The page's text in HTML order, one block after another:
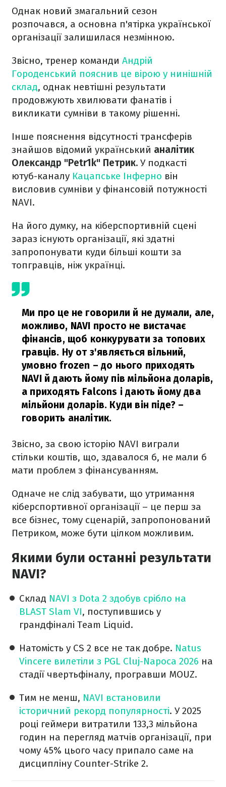
Однак новий змагальний сезон
розпочався, а основна п'ятірка української
організації залишилася незмінною.
Звісно, тренер команди Андрій
Городенський пояснив це вірою у нинішній
склад, однак невтішні результати
продовжують хвилювати фанатів і
викликати сумніви в такому рішенні.
Інше пояснення відсутності трансферів
знайшов відомий український аналітик
Олександр "Petr1k" Петрик. У подкасті
ютуб-каналу Кацапське Інферно він
висловив сумніви у фінансовій потужності
NAVI.
На його думку, на кіберспортивній сцені
зараз існують організації, які здатні
запропонувати куди більші кошти за
топгравців, ніж українці.
Ми про це не говорили й не думали, але,
можливо, NAVI просто не вистачає
фінансів, щоб конкурувати за топових
гравців. Ну от з'являється вільний,
умовно frozen – до нього приходять
NAVI й дають йому пів мільйона доларів,
а приходять Falcons і дають йому два
мільйони доларів. Куди він піде? –
говорить аналітик.
Звісно, за свою історію NAVI виграли
стільки коштів, що, здавалося б, не мали б
мати проблем з фінансуванням.
Одначе не слід забувати, що утримання
кіберспортивної організації – це перш за
все бізнес, тому сценарій, запропонований
Петриком, може бути цілком можливим.
Якими були останні результати
NAVI?
Склад NAVI з Dota 2 здобув срібло на
BLAST Slam VI, поступившись у
грандфіналі Team Liquid.
Натомість у CS 2 все не так добре. Natus
Vincere вилетіли з PGL Cluj-Napoca 2026 на
стадії чвертьфіналу, програвши MOUZ.
Тим не менш, NAVI встановили
історичний рекорд популярності. У 2025
році геймери витратили 133,3 мільйона
годин на перегляд матчів організації, при
чому 45% цього часу припало саме на
дисципліну Counter-Strike 2.